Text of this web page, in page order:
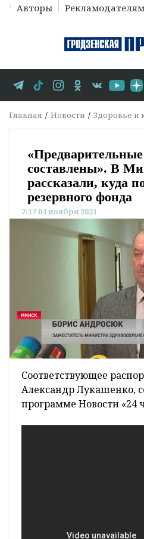
Авторы Рекламодателям
Главная Новости Здоровье и
составлены». В
рассказали, куда
резервного фонда
7:17 04 ноября 2021
Соответствующее
Александр Лукашенко,
программе Новости «24